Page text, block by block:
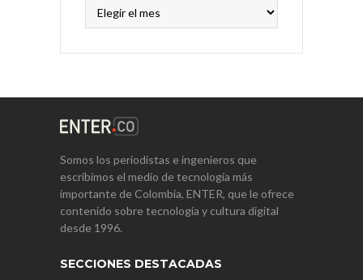
Somos los periodistas e ingenieros que
escribimos el medio de tecnología más
importante de Colombia, ENTER, que le ofrece
contenido sobre tecnología y cultura digital
desde 1996.
SECCIONES DESTACADAS